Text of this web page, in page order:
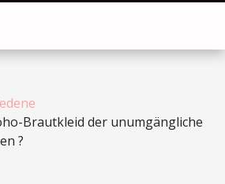
Brautkleid der unumgängliche
?